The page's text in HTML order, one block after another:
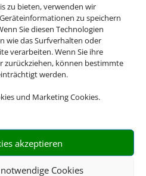
zu bieten, verwenden wir
zu speichern
Sie diesen Technologien
wie das Surfverhalten oder
verarbeiten. Wenn Sie ihre
zurückziehen, können bestimmte
werden.
und Marketing Cookies.
akzeptieren
Cookies
der Welt und mit
erleben
in ihrer
Vielfalt.